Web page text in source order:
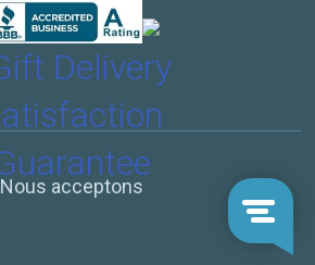
Nous acceptons